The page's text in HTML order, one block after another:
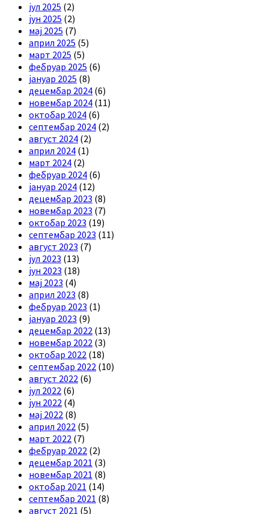
јул 2025 (2)
јун 2025 (2)
мај 2025 (7)
април 2025 (5)
март 2025 (5)
фебруар 2025 (6)
јануар 2025 (8)
децембар 2024 (6)
новембар 2024 (11)
октобар 2024 (6)
септембар 2024 (2)
август 2024 (2)
април 2024 (1)
март 2024 (2)
фебруар 2024 (6)
јануар 2024 (12)
децембар 2023 (8)
новембар 2023 (7)
октобар 2023 (19)
септембар 2023 (11)
август 2023 (7)
јул 2023 (13)
јун 2023 (18)
мај 2023 (4)
април 2023 (8)
фебруар 2023 (1)
јануар 2023 (9)
децембар 2022 (13)
новембар 2022 (3)
октобар 2022 (18)
септембар 2022 (10)
август 2022 (6)
јул 2022 (6)
јун 2022 (4)
мај 2022 (8)
април 2022 (5)
март 2022 (7)
фебруар 2022 (2)
децембар 2021 (3)
новембар 2021 (8)
октобар 2021 (14)
септембар 2021 (8)
август 2021 (5)